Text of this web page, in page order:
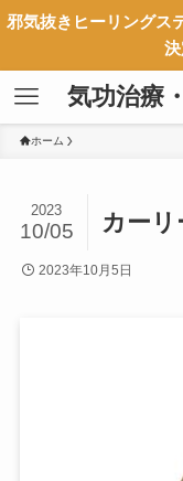
邪気抜きヒーリングス
決
気功治療
ホーム
カーリ
2023
10/05
2023年10月5日